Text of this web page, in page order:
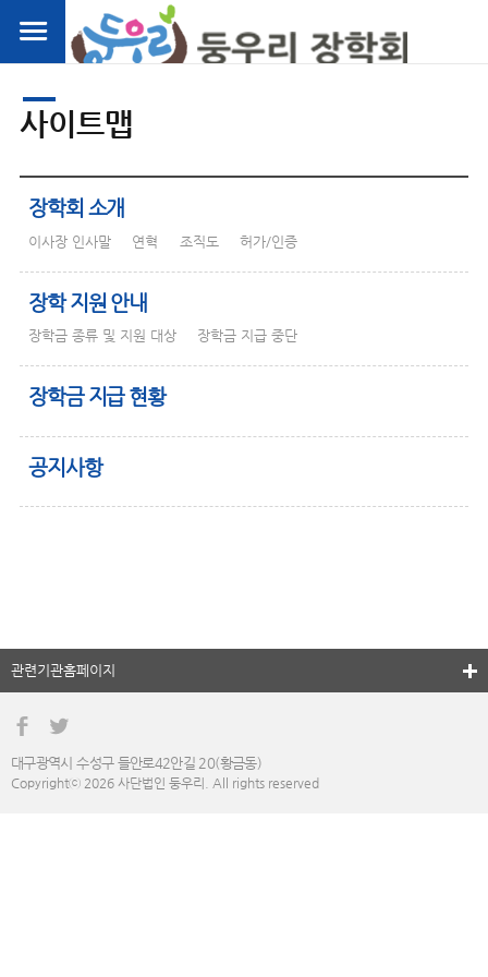
사이트맵
장학회 소개
이사장 인사말 연혁 조직도 허가/인증
장학 지원 안내
장학금 종류 및 지원 대상 장학금 지급 중단
장학금 지급 현황
공지사항
대구광역시 수성구 들안로42안길 20(황금동)
Copyrightⓒ 2026 사단법인 둥우리. All rights reserved
관련기관홈페이지